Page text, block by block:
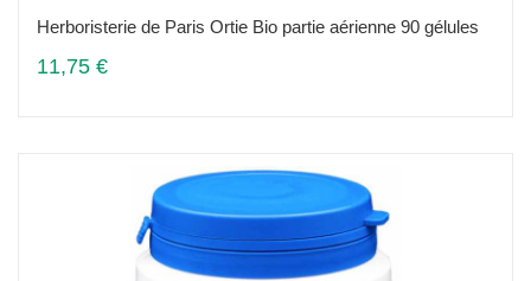
Herboristerie de Paris Ortie Bio partie aérienne 90 gélules
11,75 €